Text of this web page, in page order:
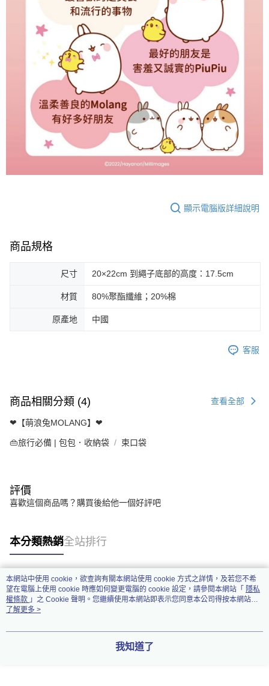
顯示電腦版詳細說明
商品規格
尺寸 20×22cm 到繩子底部的高度：17.5cm
材質 80%聚酯纖維；20%棉
原產地 中國
客服
商品相關分類 (4) 查看全部
❤【萌浪兔MOLANG】❤
👜旅行必備 | 包包．收納袋 束口袋
評價
喜歡這個商品嗎？購買後給他一個好評吧
本分類熱銷全站排行
熱門標籤
本網站中使用 cookie，欲查詢有關本網站使用 cookie 方式之詳情，及若您不希
望在電腦上使用 cookie 時應如何變更電腦的 cookie 設定，請參閱本網站「 隱私
權條款 」之 Cookie 聲明。您繼續使用本網站即表示您同意本公司得按本網站使
用條款之 Cookie 聲明使用 cookie。
了解更多 >
我知道了